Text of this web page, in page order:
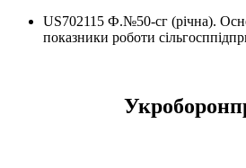
US702115 Ф.№50-сг (річна).
показники роботи